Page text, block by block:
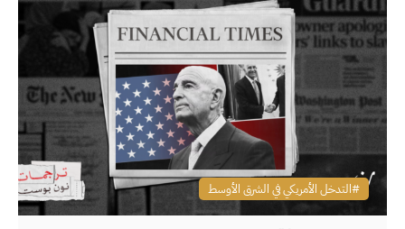
التدخل الأمريكي في الشرق الأوسط